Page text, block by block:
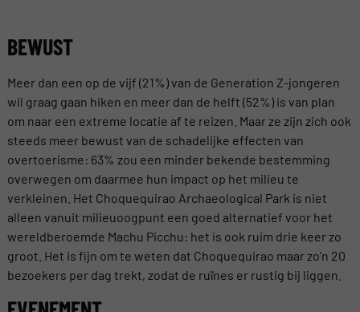
BEWUST
Meer dan een op de vijf (21%) van de Generation Z-jongeren
wil graag gaan hiken en meer dan de helft (52%) is van plan
om naar een extreme locatie af te reizen. Maar ze zijn zich ook
steeds meer bewust van de schadelijke effecten van
overtoerisme: 63% zou een minder bekende bestemming
overwegen om daarmee hun impact op het milieu te
verkleinen. Het Choquequirao Archaeological Park is niet
alleen vanuit milieuoogpunt een goed alternatief voor het
wereldberoemde Machu Picchu: het is ook ruim drie keer zo
groot. Het is fijn om te weten dat Choquequirao maar zo’n 20
bezoekers per dag trekt, zodat de ruïnes er rustig bij liggen.